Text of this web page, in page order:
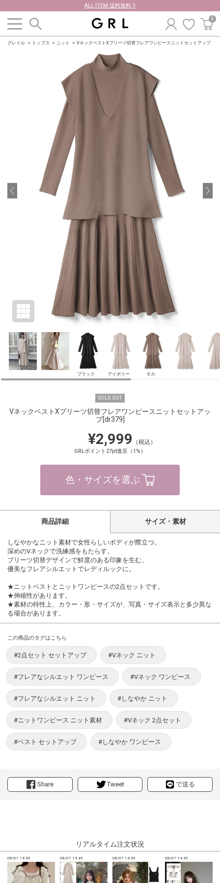
ALL ITEM 送料無料 !!
0
グレイル トップス ニット VネックベストXプリーツ切替フレアワンピースニットセットアップ
ブラック アイボリー モカ
SOLD OUT
VネックベストXプリーツ切替フレアワンピースニットセットアッ
プ[dr379]
¥2,999 （税込）
GRLポイント27pt進呈（1%）
色・サイズを選ぶ
Share Tweet で送る
商品詳細 サイズ・素材
しなやかなニット素材で女性らしいボディが際立つ。
深めのVネックで洗練感をもたらす。
プリーツ切替デザインで鮮度のある印象を生む。
優美なフレアシルエットでレディルックに。
★ニットベストとニットワンピースの2点セットです。
★伸縮性があります。
★素材の特性上、カラー・形・サイズが、写真・サイズ表示と多少異な
る場合があります。
この商品のタグはこちら
#2点セット セットアップ #Vネック ニット
#フレアなシルエット ワンピース #Vネック ワンピース
#フレアなシルエット ニット #しなやか ニット
#ニットワンピース ニット素材 #Vネック 2点セット
#ベスト セットアップ #しなやか ワンピース
リアルタイム注文状況
08/07 14:45 08/07 14:45 08/07 14:45 08/07 14:45